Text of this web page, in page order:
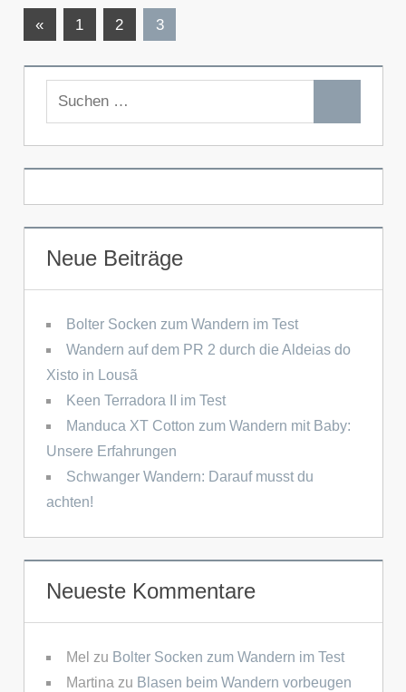
Seitennummerierung
der
Beiträge
«Vorherige
1 2 3
Neue Beiträge
Bolter Socken zum Wandern im Test
Wandern auf dem PR 2 durch die Aldeias do
Xisto in Lousã
Keen Terradora II im Test
Manduca XT Cotton zum Wandern mit Baby:
Unsere Erfahrungen
Schwanger Wandern: Darauf musst du
achten!
Neueste Kommentare
Mel zu Bolter Socken zum Wandern im Test
Martina zu Blasen beim Wandern vorbeugen